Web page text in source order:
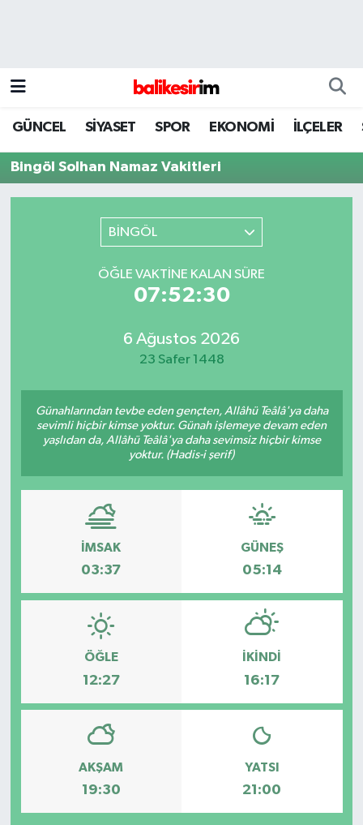
GÜNCEL SİYASET SPOR EKONOMİ İLÇELER
Bingöl Solhan Namaz Vakitleri
BİNGÖL
ÖĞLE VAKTINE KALAN SÜRE
07:52:30
6 Ağustos 2026
23 Safer 1448
Günahlarından tevbe eden gençten, Allâhü Teâlâ'ya daha
sevimli hiçbir kimse yoktur. Günah işlemeye devam eden
yaşlıdan da, Allâhü Teâlâ'ya daha sevimsiz hiçbir kimse
yoktur. (Hadis-i şerif)
İMSAK
03:37
GÜNEŞ
05:14
ÖĞLE
12:27
İKINDI
16:17
AKŞAM
19:30
YATSI
21:00